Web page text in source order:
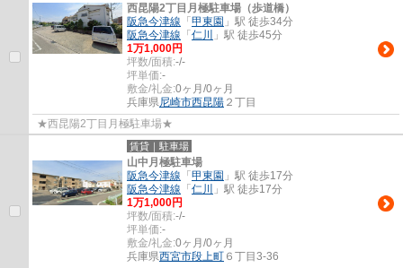
西昆陽2丁目月極駐車場（歩道橋）
阪急今津線 「 甲東園 」駅 徒歩34分
阪急今津線 「 仁川
」駅 徒歩45分
1万1,000円
坪数/面積:-/-
坪単価:-
敷金/礼金:0ヶ月/0ヶ月
兵庫県尼崎市西昆陽 ２丁目
★西昆陽2丁目月極駐車場★
賃貸｜駐車場
山中月極駐車場
阪急今津線 「 甲東園 」駅 徒歩17分
阪急今津線 「 仁川
」駅 徒歩17分
1万1,000円
坪数/面積:-/-
坪単価:-
敷金/礼金:0ヶ月/0ヶ月
兵庫県西宮市段上町 ６丁目3-36